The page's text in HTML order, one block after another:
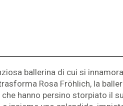
ballerina di cui si
Rosa Fröhlich, la
hanno persino storpiato il